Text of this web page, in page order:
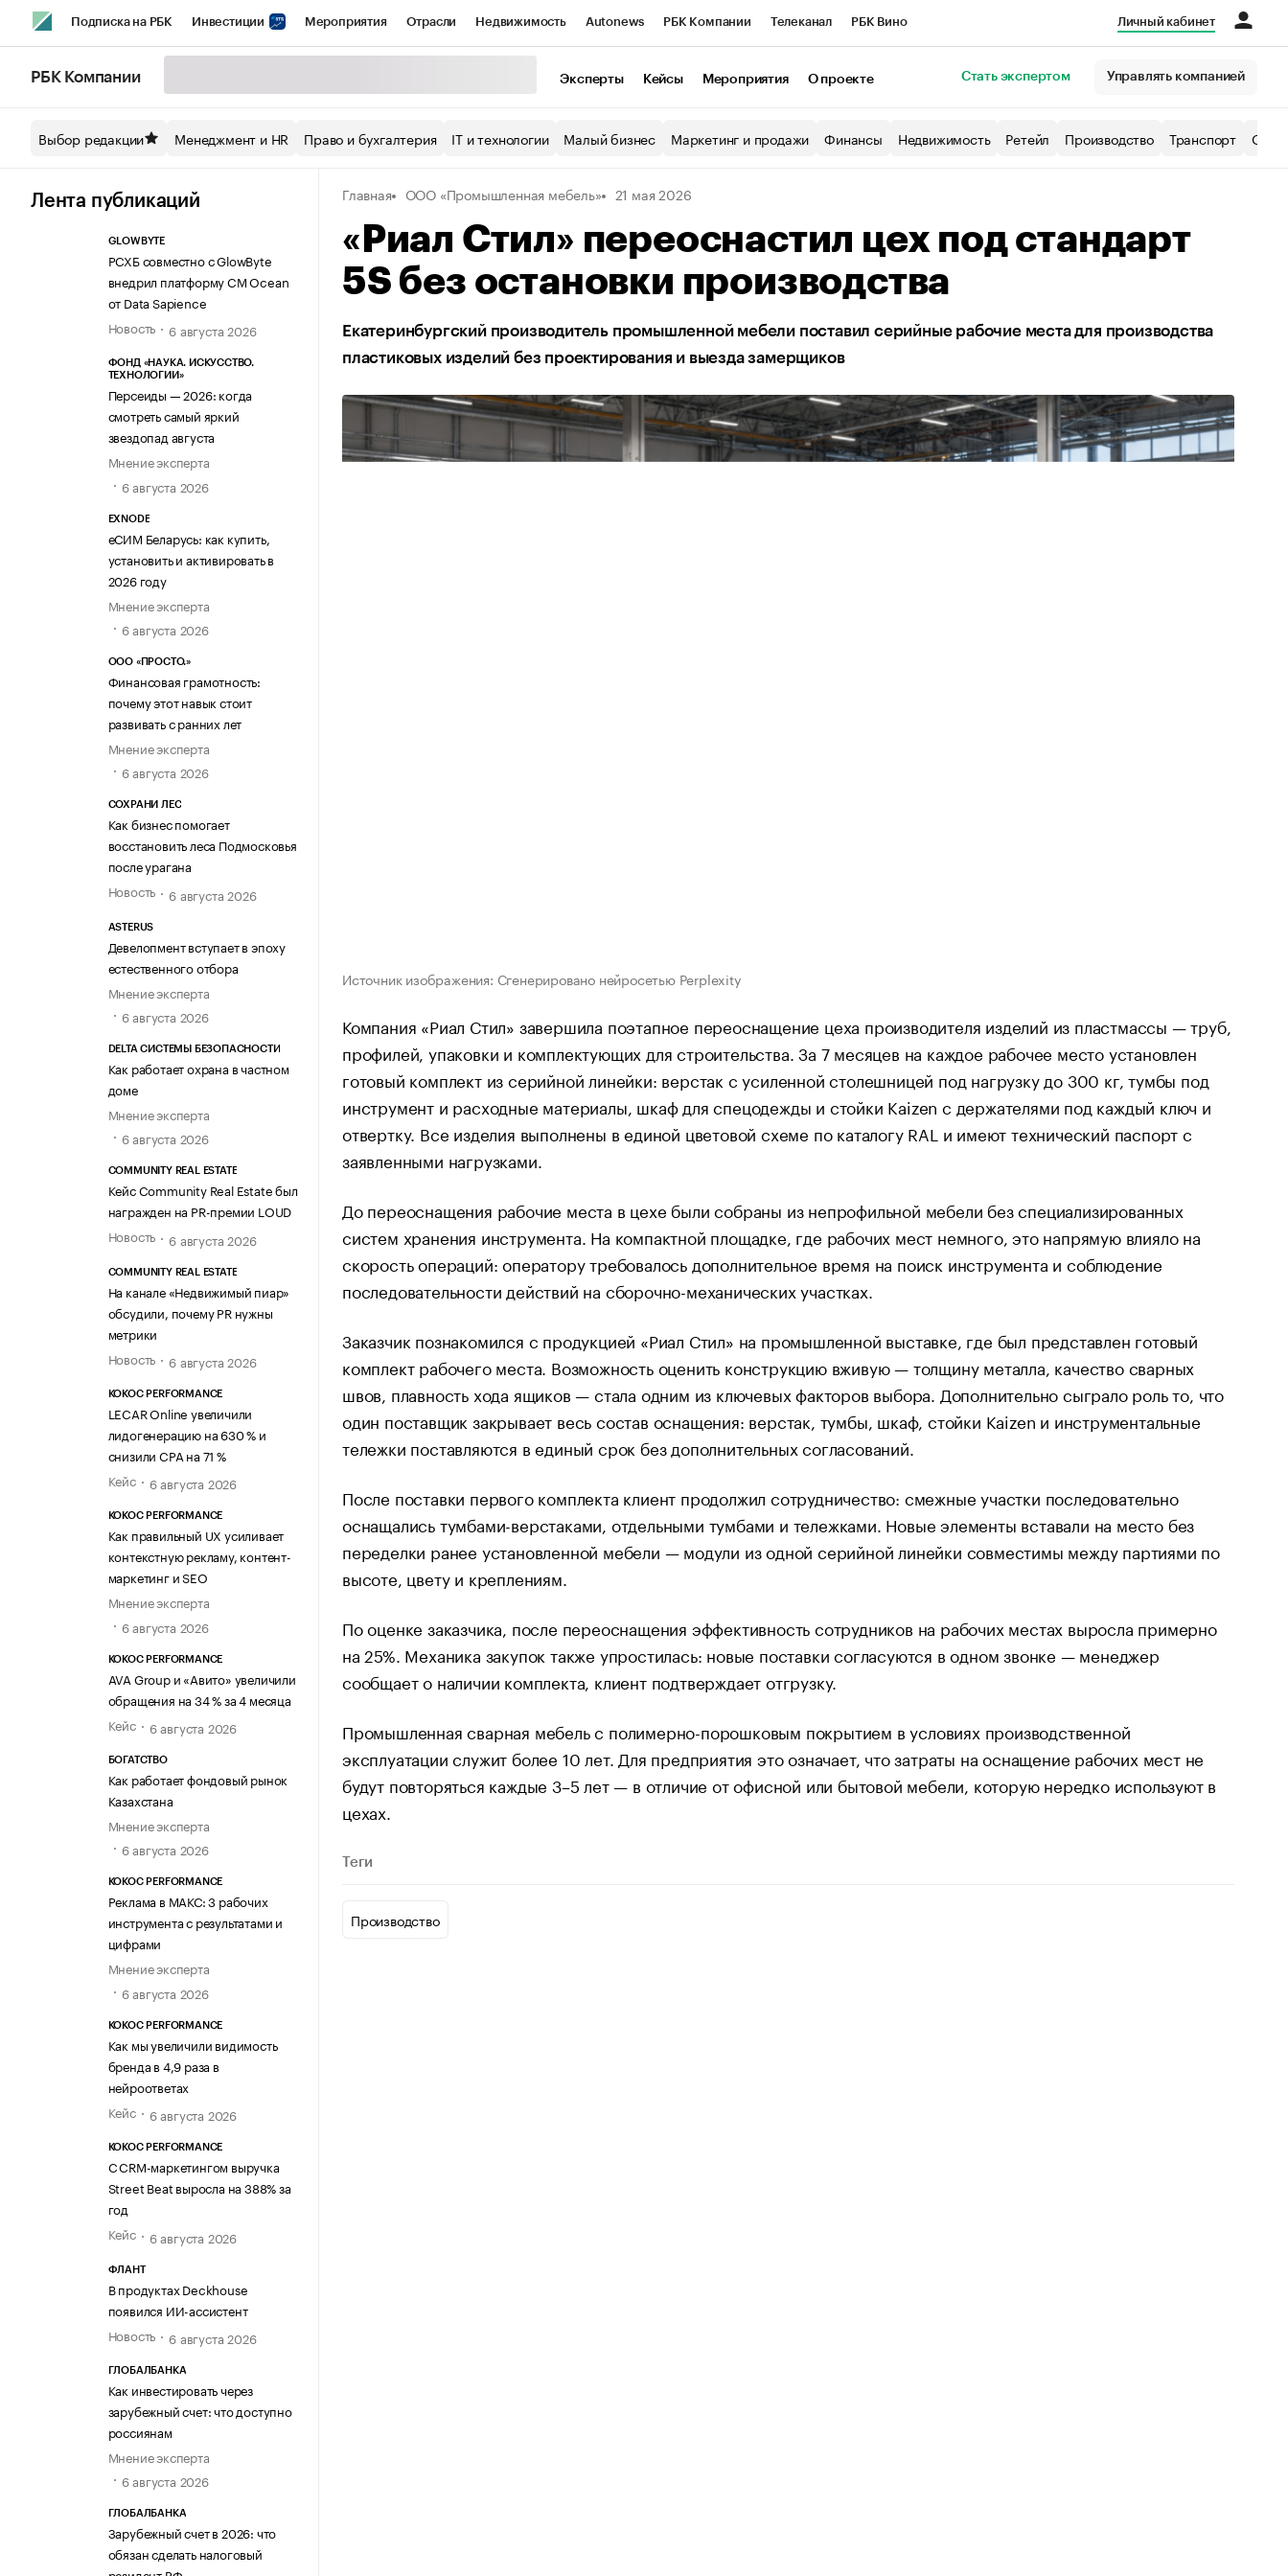
Подписка на РБК Инвестиции Мероприятия Отрасли Недвижимость Autonews РБК Компании Телеканал РБК Вино
Спецпроекты СПб Конференции СПб Спецпроекты Экономика Бизнес
Технологии и медиа Рынок наличной валюты
Личный кабинет
РБК Компании Эксперты Кейсы Мероприятия О проекте Стать экспертом Управлять компанией
Выбор редакции Менеджмент и HR Право и бухгалтерия IT и технологии Малый бизнес Маркетинг и продажи Финансы Недвижимость Ретейл Производство Транспорт
Лента публикаций
GLOWBYTE
РСХБ совместно с GlowByte
внедрил платформу CM Ocean
от Data Sapience
Новость
6 августа 2026
ФОНД «НАУКА. ИСКУССТВО.
ТЕХНОЛОГИИ»
Персеиды — 2026: когда
смотреть самый яркий
звездопад августа
Мнение эксперта
6 августа 2026
EXNODE
еСИМ Беларусь: как купить,
установить и активировать в
2026 году
Мнение эксперта
6 августа 2026
ООО «ПРОСТО.»
Финансовая грамотность:
почему этот навык стоит
развивать с ранних лет
Мнение эксперта
6 августа 2026
СОХРАНИ ЛЕС
Как бизнес помогает
восстановить леса Подмосковья
после урагана
Новость
6 августа 2026
ASTERUS
Девелопмент вступает в эпоху
естественного отбора
Мнение эксперта
6 августа 2026
DELTA СИСТЕМЫ БЕЗОПАСНОСТИ
Как работает охрана в частном
доме
Мнение эксперта
6 августа 2026
COMMUNITY REAL ESTATE
Кейс Community Real Estate был
награжден на PR-премии LOUD
Новость
6 августа 2026
COMMUNITY REAL ESTATE
На канале «Недвижимый пиар»
обсудили, почему PR нужны
метрики
Новость
6 августа 2026
KOKOC PERFORMANCE
LECAR Online увеличили
лидогенерацию на 630 % и
снизили CPA на 71 %
Кейс
6 августа 2026
KOKOC PERFORMANCE
Как правильный UX усиливает
контекстную рекламу, контент-
маркетинг и SEO
Мнение эксперта
6 августа 2026
KOKOC PERFORMANCE
AVA Group и «Авито» увеличили
обращения на 34 % за 4 месяца
Кейс
6 августа 2026
БОГАТСТВО
Как работает фондовый рынок
Казахстана
Мнение эксперта
6 августа 2026
KOKOC PERFORMANCE
Реклама в МАКС: 3 рабочих
инструмента с результатами и
цифрами
Мнение эксперта
6 августа 2026
KOKOC PERFORMANCE
Как мы увеличили видимость
бренда в 4,9 раза в
нейроответах
Кейс
6 августа 2026
KOKOC PERFORMANCE
С CRM-маркетингом выручка
Street Beat выросла на 388% за
год
Кейс
6 августа 2026
ФЛАНТ
В продуктах Deckhouse
появился ИИ-ассистент
Новость
6 августа 2026
ГЛОБАЛБАНКА
Как инвестировать через
зарубежный счет: что доступно
россиянам
Мнение эксперта
6 августа 2026
ГЛОБАЛБАНКА
Зарубежный счет в 2026: что
обязан сделать налоговый
Главная ООО «Промышленная мебель» 21 мая 2026
«Риал Стил» переоснастил цех под стандарт
5S без остановки производства
Екатеринбургский производитель промышленной мебели поставил серийные рабочие места для производства
пластиковых изделий без проектирования и выезда замерщиков
Источник изображения: Сгенерировано нейросетью Perplexity
Компания «Риал Стил» завершила поэтапное переоснащение цеха производителя изделий из пластмассы — труб,
профилей, упаковки и комплектующих для строительства. За 7 месяцев на каждое рабочее место установлен
готовый комплект из серийной линейки: верстак с усиленной столешницей под нагрузку до 300 кг, тумбы под
инструмент и расходные материалы, шкаф для спецодежды и стойки Kaizen с держателями под каждый ключ и
отвертку. Все изделия выполнены в единой цветовой схеме по каталогу RAL и имеют технический паспорт с
заявленными нагрузками.
До переоснащения рабочие места в цехе были собраны из непрофильной мебели без специализированных
систем хранения инструмента. На компактной площадке, где рабочих мест немного, это напрямую влияло на
скорость операций: оператору требовалось дополнительное время на поиск инструмента и соблюдение
последовательности действий на сборочно-механических участках.
Заказчик познакомился с продукцией «Риал Стил» на промышленной выставке, где был представлен готовый
комплект рабочего места. Возможность оценить конструкцию вживую — толщину металла, качество сварных
швов, плавность хода ящиков — стала одним из ключевых факторов выбора. Дополнительно сыграло роль то, что
один поставщик закрывает весь состав оснащения: верстак, тумбы, шкаф, стойки Kaizen и инструментальные
тележки поставляются в единый срок без дополнительных согласований.
После поставки первого комплекта клиент продолжил сотрудничество: смежные участки последовательно
оснащались тумбами-верстаками, отдельными тумбами и тележками. Новые элементы вставали на место без
переделки ранее установленной мебели — модули из одной серийной линейки совместимы между партиями по
высоте, цвету и креплениям.
По оценке заказчика, после переоснащения эффективность сотрудников на рабочих местах выросла примерно
на 25%. Механика закупок также упростилась: новые поставки согласуются в одном звонке — менеджер
сообщает о наличии комплекта, клиент подтверждает отгрузку.
Промышленная сварная мебель с полимерно-порошковым покрытием в условиях производственной
эксплуатации служит более 10 лет. Для предприятия это означает, что затраты на оснащение рабочих мест не
будут повторяться каждые 3–5 лет — в отличие от офисной или бытовой мебели, которую нередко используют в
цехах.
Теги
Производство